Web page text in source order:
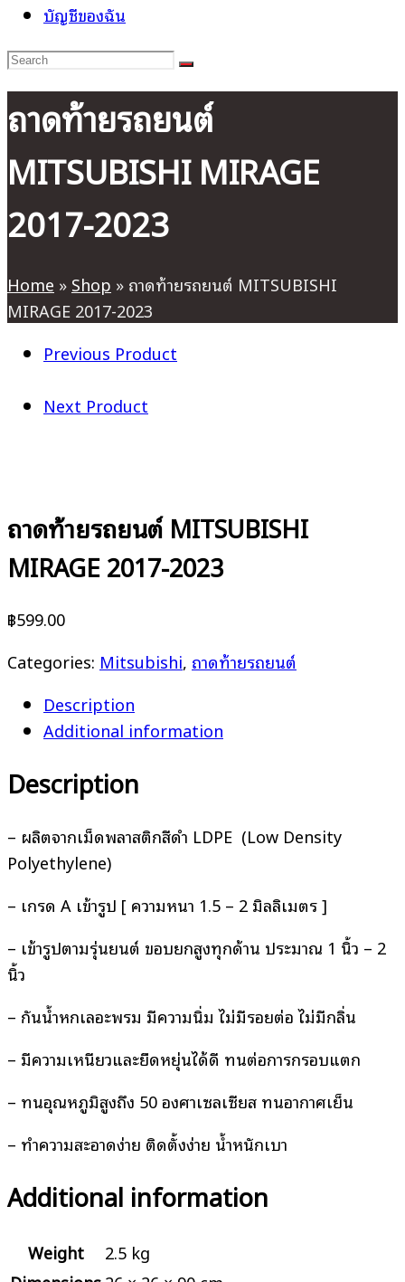
search
บัญชีของฉัน
ถาดท้ายรถยนต์
MITSUBISHI MIRAGE
2017-2023
Home » Shop » ถาดท้ายรถยนต์ MITSUBISHI
MIRAGE 2017-2023
Previous Product
Next Product
ถาดท้ายรถยนต์ MITSUBISHI
MIRAGE 2017-2023
฿599.00
Categories: Mitsubishi, ถาดท้ายรถยนต์
Description
Additional information
Description
– ผลิตจากเม็ดพลาสติกสีดำ LDPE (Low Density
Polyethylene)
– เกรด A เข้ารูป [ ความหนา 1.5 – 2 มิลลิเมตร ]
– เข้ารูปตามรุ่นยนต์ ขอบยกสูงทุกด้าน ประมาณ 1 นิ้ว – 2
นิ้ว
– กันน้ำหกเลอะพรม มีความนิ่ม ไม่มีรอยต่อ ไม่มีกลิ่น
– มีความเหนียวและยืดหยุ่นได้ดี ทนต่อการกรอบแตก
– ทนอุณหภูมิสูงถึง 50 องศาเซลเซียส ทนอากาศเย็น
– ทำความสะอาดง่าย ติดตั้งง่าย น้ำหนักเบา
Additional information
Weight
2.5 kg